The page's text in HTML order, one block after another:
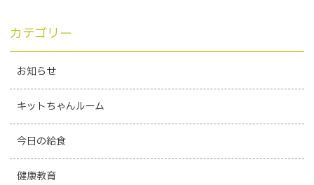
カテゴリー
お知らせ
キットちゃんルーム
今日の給食
健康教育